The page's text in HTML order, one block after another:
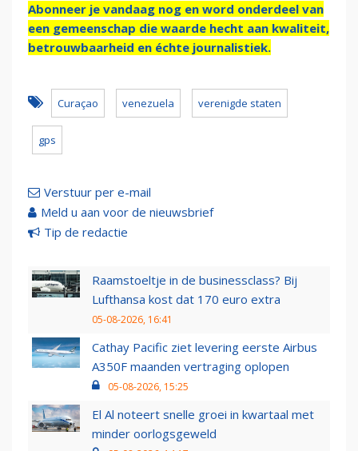
Abonneer je vandaag nog en word onderdeel van
een gemeenschap die waarde hecht aan kwaliteit,
betrouwbaarheid en échte journalistiek.
Curaçao venezuela verenigde staten
gps
Verstuur per e-mail
Meld u aan voor de nieuwsbrief
Tip de redactie
Raamstoeltje in de businessclass? Bij
Lufthansa kost dat 170 euro extra
05-08-2026, 16:41
Cathay Pacific ziet levering eerste Airbus
A350F maanden vertraging oplopen
05-08-2026, 15:25
El Al noteert snelle groei in kwartaal met
minder oorlogsgeweld